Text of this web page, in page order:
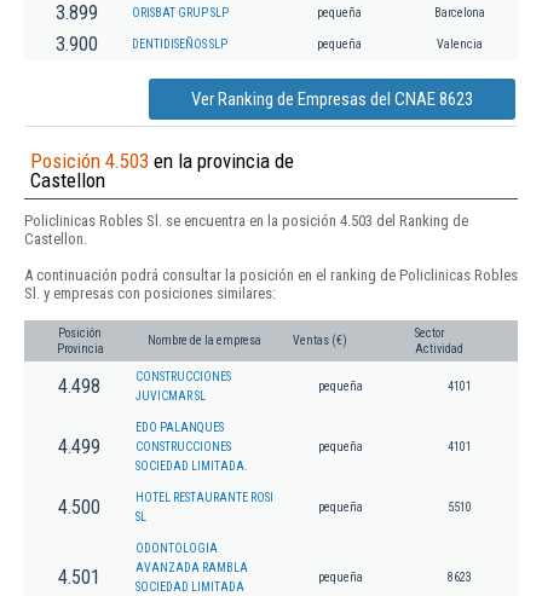
3.899 ORISBAT GRUP SLP pequeña Barcelona
3.900 DENTIDISEÑOS SLP pequeña Valencia
Ver Ranking de Empresas del CNAE 8623
Posición 4.503 en la provincia de
Castellon
Policlinicas Robles Sl. se encuentra en la posición 4.503 del Ranking de
Castellon.
A continuación podrá consultar la posición en el ranking de Policlinicas Robles
Sl. y empresas con posiciones similares:
Posición
Provincia
Nombre de la empresa Ventas (€)
Sector
Actividad
4.498
CONSTRUCCIONES
JUVICMAR SL
pequeña 4101
4.499
EDO PALANQUES
CONSTRUCCIONES
SOCIEDAD LIMITADA.
pequeña 4101
4.500
HOTEL RESTAURANTE ROSI
SL
pequeña 5510
4.501
ODONTOLOGIA
AVANZADA RAMBLA
SOCIEDAD LIMITADA
pequeña 8623